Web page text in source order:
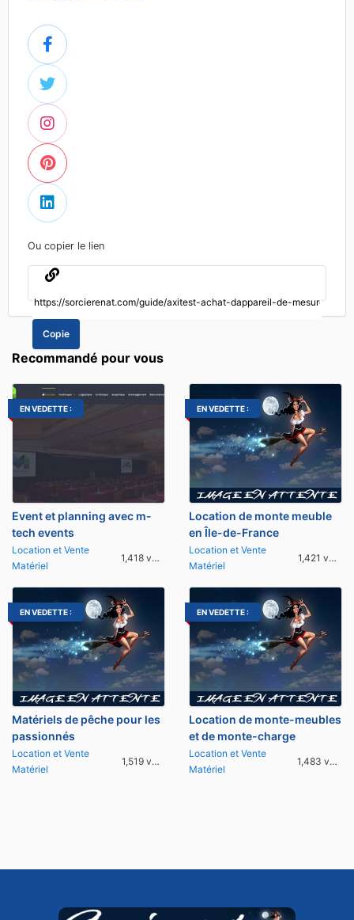
Ou copier le lien
Copie
Recommandé pour vous
EN VEDETTE :
Event et planning avec m-
tech events
Location et Vente
Matériel
1,418 vues
EN VEDETTE :
Location de monte meuble
en Île-de-France
Location et Vente
Matériel
1,421 vues
EN VEDETTE :
Matériels de pêche pour les
passionnés
Location et Vente
Matériel
1,519 vues
EN VEDETTE :
Location de monte-meubles
et de monte-charge
Location et Vente
Matériel
1,483 vues